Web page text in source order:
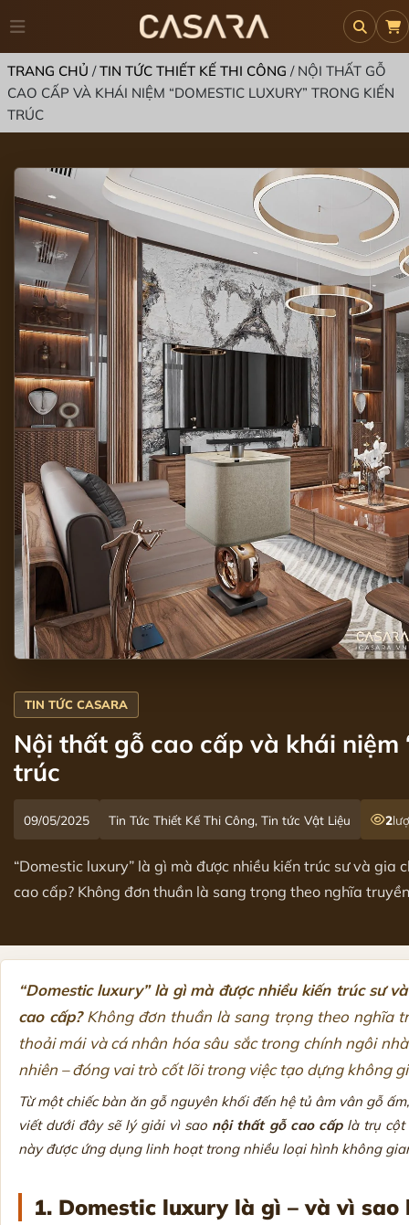
TRANG CHỦ /TIN TỨC THIẾT KẾ THI CÔNG / NỘI THẤT GỖ
CAO CẤP VÀ KHÁI NIỆM “DOMESTIC LUXURY” TRONG KIẾN
TRÚC
Nội thất gỗ cao cấp và khái
trúc
09/05/2025 Tin Tức Thiết Kế Thi Công, Tin tức Vật Liệu 2
“Domestic luxury” là gì mà được nhiều kiến trúc sư và gia
cao cấp? Không đơn thuần là sang trọng theo nghĩa
“Domestic luxury” là gì mà được nhiều kiến trúc sư
cao cấp?Không đơn thuần là sang trọng theo nghĩa
thoải mái và cá nhân hóa sâu sắc trong chính ngôi
nhiên – đóng vai trò cốt lõi trong việc tạo dựng không
Từ một chiếc bàn ăn gỗ nguyên khối đến hệ tủ âm vân gỗ
viết dưới đây sẽ lý giải vì sao nội thất gỗ cao cấplà trụ cột
này được ứng dụng linh hoạt trong nhiều loại hình không
1. Domestic luxury là gì – và vì